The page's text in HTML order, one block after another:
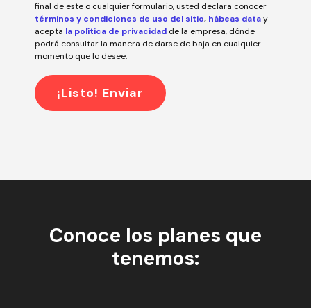
final de este o cualquier formulario, usted declara conocer
términos y condiciones de uso del sitio, hábeas datay
acepta la política de privacidad de la empresa, dónde
podrá consultar la manera de darse de baja en cualquier
momento que lo desee.
Conoce los planes que
tenemos: